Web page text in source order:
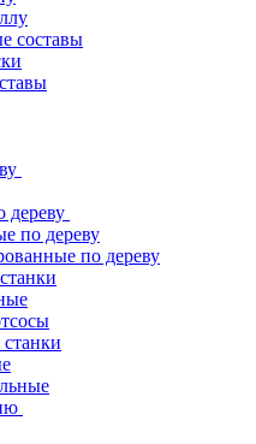
составы
дереву
по дереву
по дереву